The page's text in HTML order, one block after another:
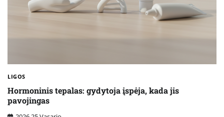
LIGOS
Hormoninis tepalas: gydytoja įspėja, kada jis
pavojingas